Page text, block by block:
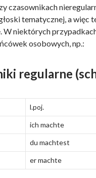
czasownikach
tematycznej, a więc
W niektórych
osobowych, np.:
regularne
l.poj.
ich machte
du machtest
er machte